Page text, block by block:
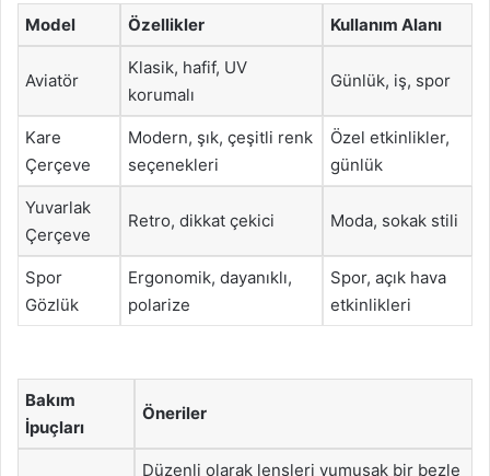
Model Özellikler Kullanım Alanı
Aviatör
Klasik, hafif, UV
korumalı
Günlük, iş, spor
Kare
Çerçeve
Modern, şık, çeşitli renk
seçenekleri
Özel etkinlikler,
günlük
Yuvarlak
Çerçeve
Retro, dikkat çekici Moda, sokak stili
Spor
Gözlük
Ergonomik, dayanıklı,
polarize
Spor, açık hava
etkinlikleri
Bakım
İpuçları
Öneriler
Düzenli olarak lensleri yumuşak bir bezle